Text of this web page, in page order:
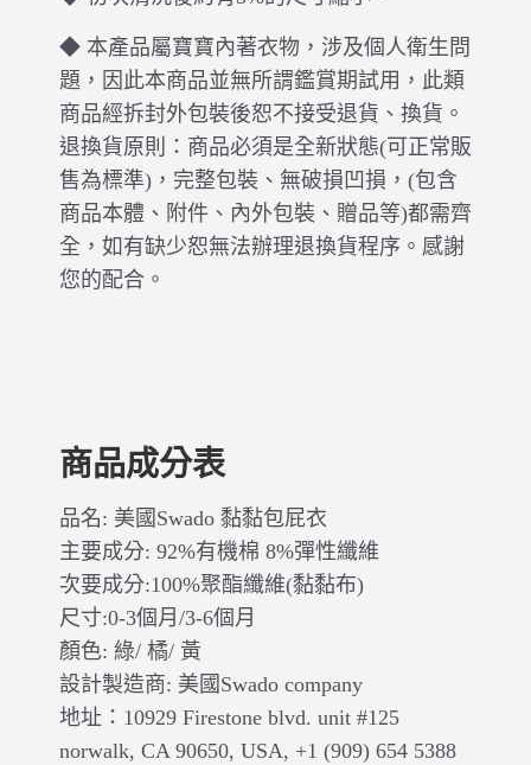
◆ 本產品屬寶寶內著衣物，涉及個人衛生問
題，因此本商品並無所謂鑑賞期試用，此類
商品經拆封外包裝後恕不接受退貨、換貨。
退換貨原則：商品必須是全新狀態(可正常販
售為標準)，完整包裝、無破損凹損，(包含
商品本體、附件、內外包裝、贈品等)都需齊
全，如有缺少恕無法辦理退換貨程序。感謝
您的配合。
商品成分表
品名: 美國Swado 黏黏包屁衣
主要成分: 92%有機棉 8%彈性纖維
次要成分:100%聚酯纖維(黏黏布)
尺寸:0-3個月/3-6個月
顏色: 綠/ 橘/ 黃
設計製造商: 美國Swado company
地址：10929 Firestone blvd. unit #125
norwalk, CA 90650, USA, +1 (909) 654 5388